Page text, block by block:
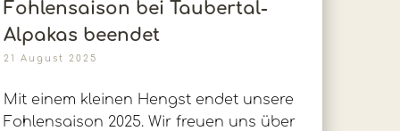
Fohlensaison bei Taubertal-
Alpakas beendet
21 August 2025
Mit einem kleinen Hengst endet unsere
Fohlensaison 2025. Wir freuen uns über